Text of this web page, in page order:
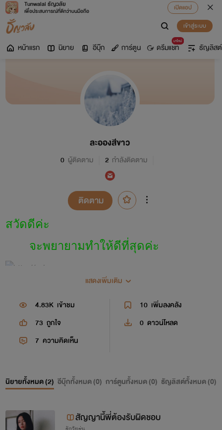
Tunwalai ธัญวลัย
เพื่อประสบการณ์ที่ดีกว่าบนมือถือ
เปิดแอป
เข้าสู่ระบบ
หน้าแรก นิยาย อีบุ๊ก การ์ตูน
มาใหม่
ดรีมแชท ธัญลิสต์
ละอองสีขาว
0 ผู้ติดตาม 2 กำลังติดตาม
ติดตาม
สวัดดีค่ะ
จะพยายามทำให้ดีที่สุดค่ะ
แสดงเพิ่มเติม
4.83K เข้าชม 10 เพิ่มลงคลัง
73 ถูกใจ 0 ดาวน์โหลด
7 ความคิดเห็น
นิยายทั้งหมด (2) อีบุ๊กทั้งหมด (0) การ์ตูนทั้งหมด (0) ธัญลิสต์ทั้งหมด (0)
สัญญานี้พี่ต้องรับผิดชอบ